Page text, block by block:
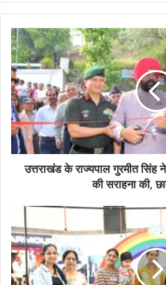
y
u
r
E
m
a
i
l
a
s
उत्तराखंड के राज्यपाल गुरमीत
की सराहना की,